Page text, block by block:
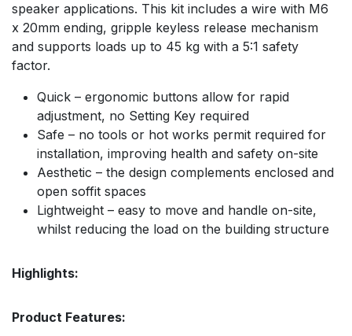
speaker applications. This kit includes a wire with M6
x 20mm ending, gripple keyless release mechanism
and supports loads up to 45 kg with a 5:1 safety
factor.
Quick – ergonomic buttons allow for rapid
adjustment, no Setting Key required
Safe – no tools or hot works permit required for
installation, improving health and safety on-site
Aesthetic – the design complements enclosed and
open soffit spaces
Lightweight – easy to move and handle on-site,
whilst reducing the load on the building structure
Highlights:
Product Features: